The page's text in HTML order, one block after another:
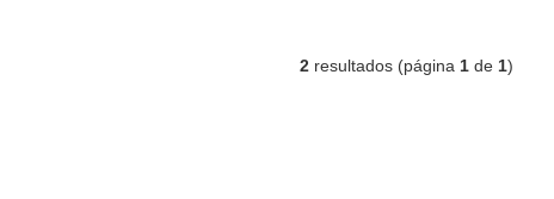
2resultados (página 1de 1)